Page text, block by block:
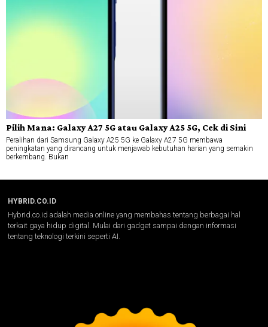
Pilih Mana: Galaxy A27 5G atau Galaxy A25 5G, Cek di Sini
Peralihan dari Samsung Galaxy A25 5G ke Galaxy A27 5G membawa
peningkatan yang dirancang untuk menjawab kebutuhan harian yang semakin
berkembang. Bukan
HYBRID.CO.ID
Hybrid.co.id adalah media online yang membahas tentang berbagai hal
terkait gaya hidup digital. Mulai dari gadget sampai dengan informasi
tentang teknologi terkini seperti AI.